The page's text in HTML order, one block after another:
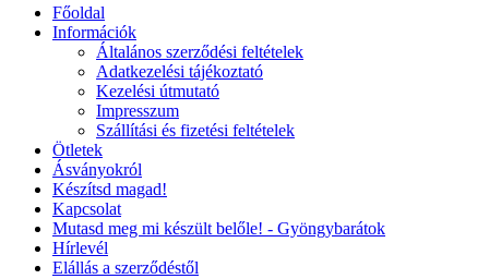
Főoldal
Információk
Általános szerződési feltételek
Adatkezelési tájékoztató
Kezelési útmutató
Impresszum
Szállítási és fizetési feltételek
Ötletek
Ásványokról
Készítsd magad!
Kapcsolat
Mutasd meg mi készült belőle! - Gyöngybarátok
Hírlevél
Elállás a szerződéstől